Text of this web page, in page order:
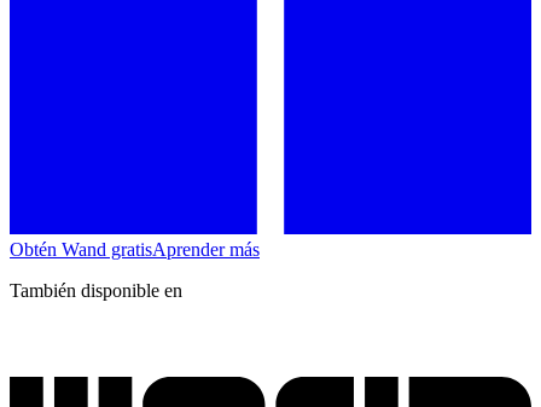
Obtén Wand gratisAprender más
También disponible en